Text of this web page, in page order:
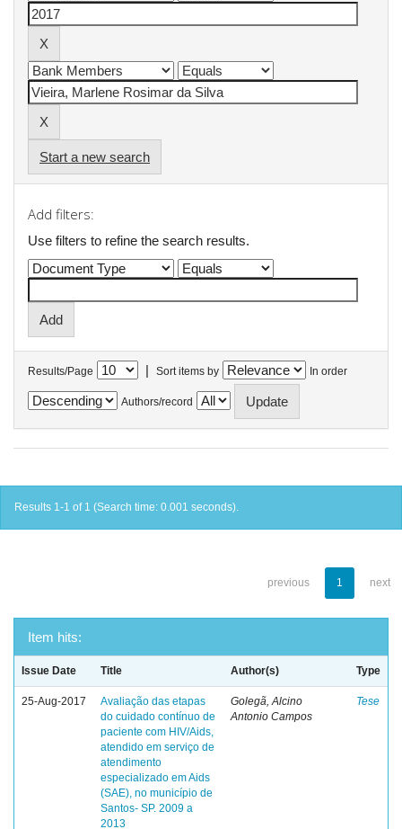
Start a new search
Add filters:
Use filters to refine the search results.
Results/Page | Sort items by In order
Authors/record
Results 1-1 of 1 (Search time: 0.001 seconds).
previous 1 next
Item hits:
Issue Date Title Author(s) Type
25-Aug-2017
Avaliação das etapas
do cuidado contínuo de
paciente com HIV/Aids,
atendido em serviço de
atendimento
especializado em Aids
(SAE), no município de
Santos- SP. 2009 a
2013
Golegã, Alcino
Antonio Campos
Tese